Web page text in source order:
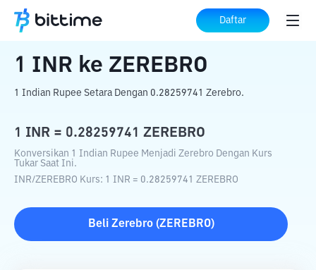
Daftar
Beranda Konverter Kripto ke ZEREBRO
1 INR ke ZEREBRO
1 Indian Rupee Setara Dengan 0.28259741 Zerebro.
1 INR = 0.28259741 ZEREBRO
Konversikan 1 Indian Rupee Menjadi Zerebro Dengan Kurs
Tukar Saat Ini.
INR/ZEREBRO Kurs: 1 INR = 0.28259741 ZEREBRO
Beli Zerebro(ZEREBRO)